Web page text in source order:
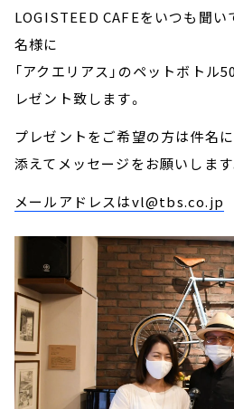
LOGISTEED CAFEをいつも聞い
名様に
「アクエリアス」のペットボト
レゼント致します。
プレゼントをご希望の方は件名に
添えてメッセージをお願いします
メールアドレスはvl@tbs.co.jp